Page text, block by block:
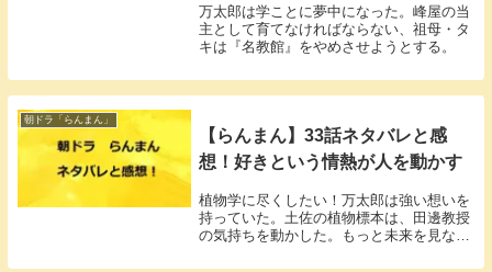
万太郎は学ことに夢中になった。峰屋の当
主として育てなければならない、祖母・タ
キは『名教館』をやめさせようとする。
朝ドラ「らんまん」
【らんまん】33話ネタバレと感
想！好きという情熱が人を動かす
植物学に尽くしたい！万太郎は強い想いを
持っていた。土佐の植物標本は、田邊教授
の気持ちを動かした。もっと未来を見なけ